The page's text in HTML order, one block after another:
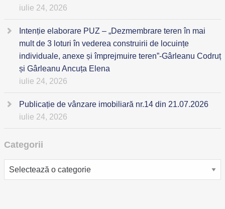
iulie 24, 2026
Intenție elaborare PUZ – „Dezmembrare teren în mai
mult de 3 loturi în vederea construirii de locuințe
individuale, anexe și împrejmuire teren”-Gârleanu Codruț
și Gârleanu Ancuța Elena
iulie 24, 2026
Publicație de vânzare imobiliară nr.14 din 21.07.2026
iulie 24, 2026
Categorii
Categorii